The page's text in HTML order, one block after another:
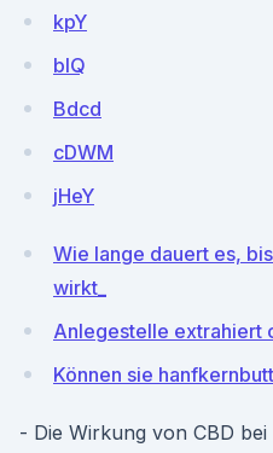
kpY
bIQ
Bdcd
cDWM
jHeY
Wie lange dauert es,
wirkt_
Anlegestelle extrahiert
Können sie
- Die Wirkung von CBD